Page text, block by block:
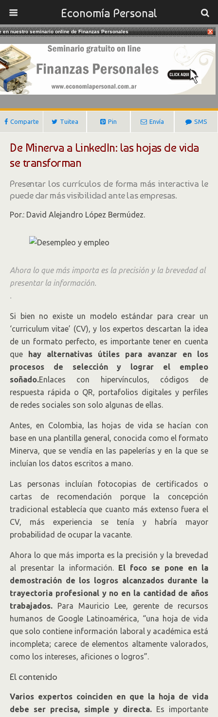
Economía Personal
26/11/2018
LinkedIn: Los CV Se Transforman
Gustavo Ibañez Padilla
Comparte Tuitea Pin Envía SMS
De Minerva a LinkedIn: las hojas de vida
se transforman
Presentar los currículos de forma más interactiva le
puede dar más visibilidad ante las empresas.
Por.: David Alejandro López Bermúdez.
Ahora lo que más importa es la precisión y la brevedad al
presentar la información.
.
Si bien no existe un modelo estándar para crear un
‘curriculum vitae’ (CV), y los expertos descartan la idea
de un formato perfecto, es importante tener en cuenta
que hay alternativas útiles para avanzar en los
procesos de selección y lograr el empleo
soñado.Enlaces con hipervínculos, códigos de
respuesta rápida o QR, portafolios digitales y perfiles
de redes sociales son solo algunas de ellas.
Antes, en Colombia, las hojas de vida se hacían con
base en una plantilla general, conocida como el formato
Minerva, que se vendía en las papelerías y en la que se
incluían los datos escritos a mano.
Las personas incluían fotocopias de certificados o
cartas de recomendación porque la concepción
tradicional establecía que cuanto más extenso fuera el
CV, más experiencia se tenía y habría mayor
probabilidad de ocupar la vacante.
Ahora lo que más importa es la precisión y la brevedad
al presentar la información. El foco se pone en la
demostración de los logros alcanzados durante la
trayectoria profesional y no en la cantidad de años
trabajados. Para Mauricio Lee, gerente de recursos
humanos de Google Latinoamérica, “una hoja de vida
que solo contiene información laboral y académica está
incompleta; carece de elementos altamente valorados,
como los intereses, aficiones o logros”.
El contenido
Varios expertos coinciden en que la hoja de vida
debe ser precisa, simple y directa. Es importante
en nuestro seminario online de Finanzas Personales